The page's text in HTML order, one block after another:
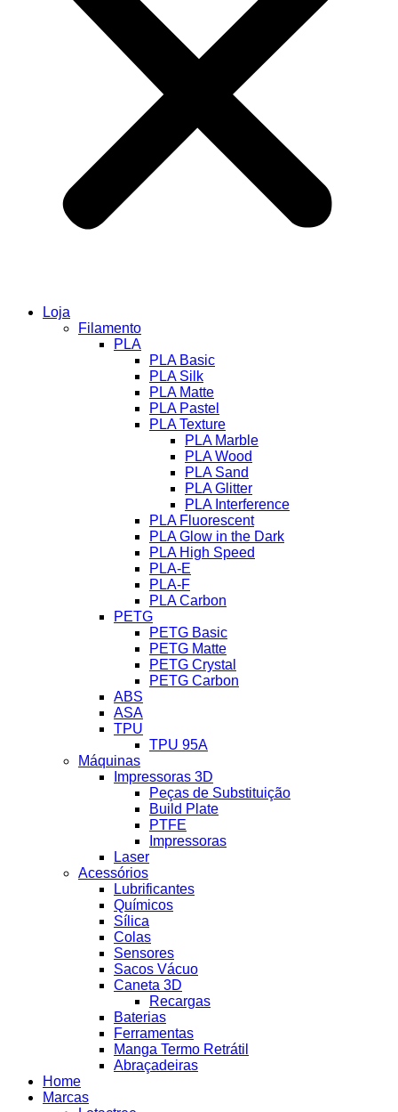
Loja
Filamento
PLA
PLA Basic
PLA Silk
PLA Matte
PLA Pastel
PLA Texture
PLA Marble
PLA Wood
PLA Sand
PLA Glitter
PLA Interference
PLA Fluorescent
PLA Glow in the Dark
PLA High Speed
PLA-E
PLA-F
PLA Carbon
PETG
PETG Basic
PETG Matte
PETG Crystal
PETG Carbon
ABS
ASA
TPU
TPU 95A
Máquinas
Impressoras 3D
Peças de Substituição
Build Plate
PTFE
Impressoras
Laser
Acessórios
Lubrificantes
Químicos
Sílica
Colas
Sensores
Sacos Vácuo
Caneta 3D
Recargas
Baterias
Ferramentas
Manga Termo Retrátil
Abraçadeiras
Home
Marcas